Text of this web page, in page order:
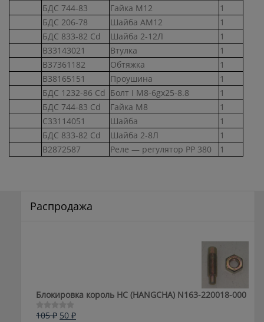
БДС 744-83
Гайка М12
1
БДС 206-78
Шайба АМ12
1
БДС 833-82 Cd
Шайба 2-12Л
1
В33143021
Втулка
1
В37361182
Обтяжка
1
В38165151
Проушина
1
БДС 1232-86 Cd Болт I М8-6gх25-8.8
1
БДС 744-83 Cd
Гайка М8
1
С33114051
Шайба
1
БДС 833-82 Cd
Шайба 2-8Л
1
В2872587
Реле — регулятор РР 380 1
Распродажа
Блокировка король HC (HANGCHA) N163-220018-000
Оценка
105₽ Первоначальная
50 ₽Текущая